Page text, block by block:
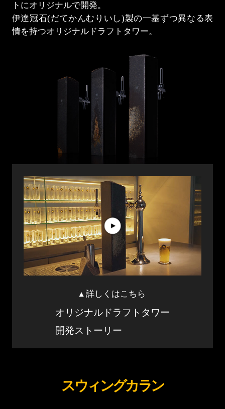
トにオリジナルで開発。
伊達冠石(だてかんむりいし)製の一基ずつ異なる表
情を持つオリジナルドラフトタワー。
◀ 詳しくはこちら
オリジナルドラフトタワー
開発ストーリー
スウィングカラン